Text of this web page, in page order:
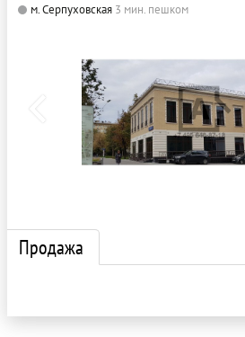
м. Серпуховская 3 мин. пешком
Продажа